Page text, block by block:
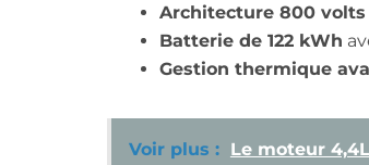
Architecture 800 volts
Batterie de 122 kWh
Gestion thermique
Voir plus : Le moteur